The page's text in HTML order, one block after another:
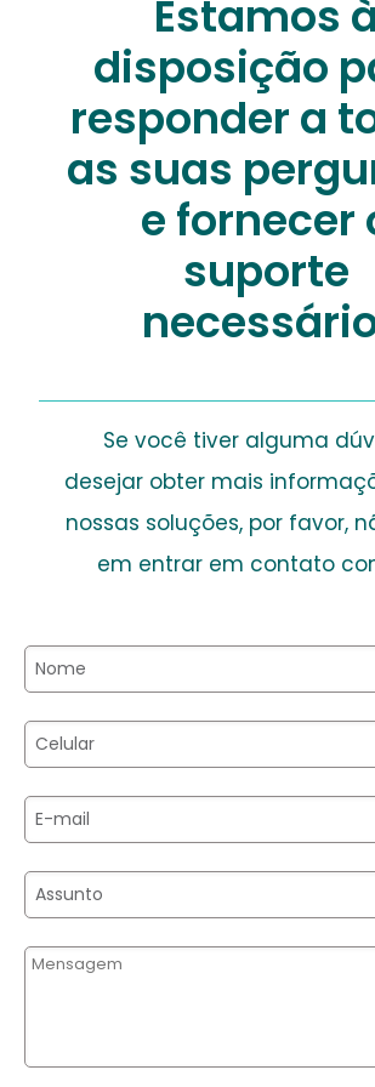
Estamos à
disposição
responder a
as suas
e fornecer
suporte
Se você tiver alguma
desejar obter mais
nossas soluções, por favor,
em entrar em contato